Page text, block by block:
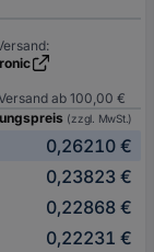
ab 100,00 €
(zzgl. MwSt.)
0,26210 €
0,23823 €
0,22868 €
0,22231 €